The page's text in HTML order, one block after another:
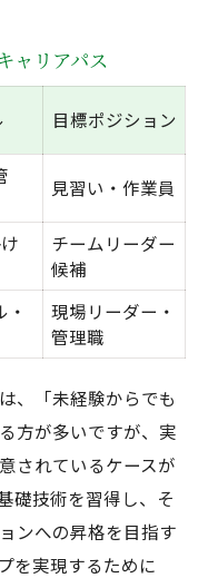
ャリアパス
目標ポジション
見習い・作業員
チームリーダー
候補
現場リーダー・
管理職
、「未経験からでも
方が多いですが、実
されているケースが
礎技術を習得し、そ
ンへの昇格を目指す
を実現するために